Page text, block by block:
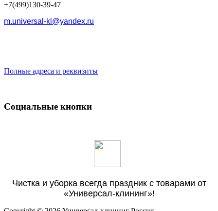
+7(499)130-39-47
m.universal-kl@yandex.ru
Полные адреса и реквизиты
Социальные кнопки
Чистка и уборка всегда праздник с товарами от
«Универсал-клининг»!